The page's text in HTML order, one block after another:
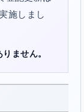
施しまし
ません。